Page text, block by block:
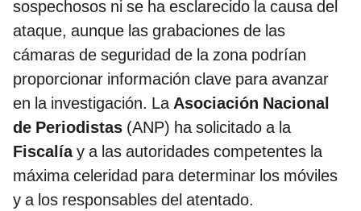
sospechosos ni se ha esclarecido la causa del
ataque, aunque las grabaciones de las
cámaras de seguridad de la zona podrían
proporcionar información clave para avanzar
en la investigación. LaAsociación Nacional
de Periodistas (ANP) ha solicitado a la
Fiscalíay a las autoridades competentes la
máxima celeridad para determinar los móviles
y a los responsables del atentado.